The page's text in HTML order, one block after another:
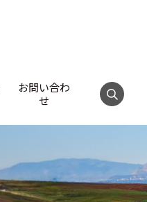
お問い合わ
せ